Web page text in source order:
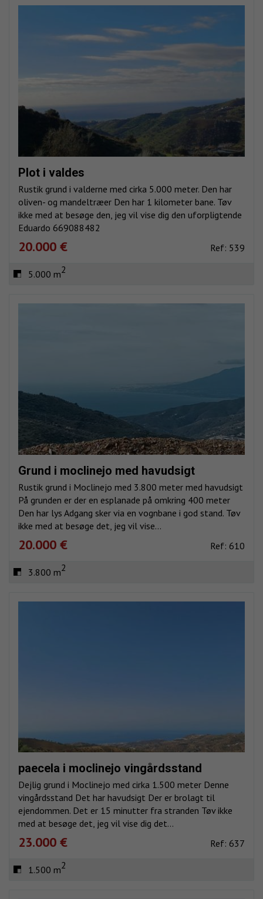
Plot i valdes
Rustik grund i valderne med cirka 5.000 meter. Den har
oliven- og mandeltræer Den har 1 kilometer bane. Tøv
ikke med at besøge den, jeg vil vise dig den uforpligtende
Eduardo 669088482
20.000 € Ref: 539
5.000 m2
Grund i moclinejo med havudsigt
Rustik grund i Moclinejo med 3.800 meter med havudsigt
På grunden er der en esplanade på omkring 400 meter
Den har lys Adgang sker via en vognbane i god stand. Tøv
ikke med at besøge det, jeg vil vise...
20.000 € Ref: 610
3.800 m2
paecela i moclinejo vingårdsstand
Dejlig grund i Moclinejo med cirka 1.500 meter Denne
vingårdsstand Det har havudsigt Der er brolagt til
ejendommen. Det er 15 minutter fra stranden Tøv ikke
med at besøge det, jeg vil vise dig det...
23.000 € Ref: 637
1.500 m2